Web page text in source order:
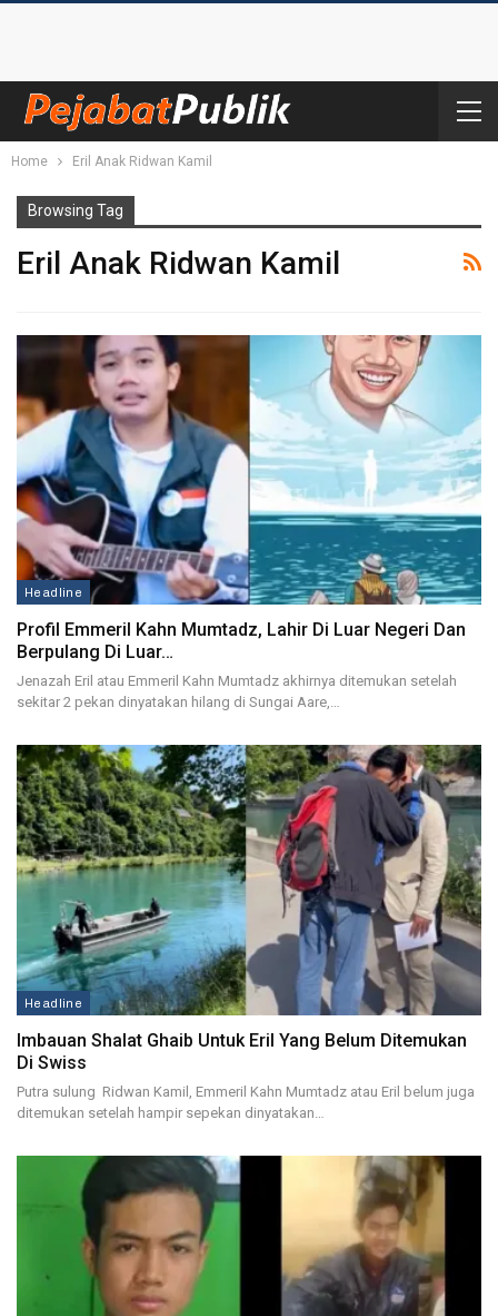
Home Eril Anak Ridwan Kamil
Browsing Tag
Eril Anak Ridwan Kamil
Headline
Profil Emmeril Kahn Mumtadz, Lahir Di Luar Negeri Dan
Berpulang Di Luar…
Jenazah Eril atau Emmeril Kahn Mumtadz akhirnya ditemukan setelah
sekitar 2 pekan dinyatakan hilang di Sungai Aare,…
Headline
Imbauan Shalat Ghaib Untuk Eril Yang Belum Ditemukan
Di Swiss
Putra sulung Ridwan Kamil, Emmeril Kahn Mumtadz atau Eril belum juga
ditemukan setelah hampir sepekan dinyatakan…